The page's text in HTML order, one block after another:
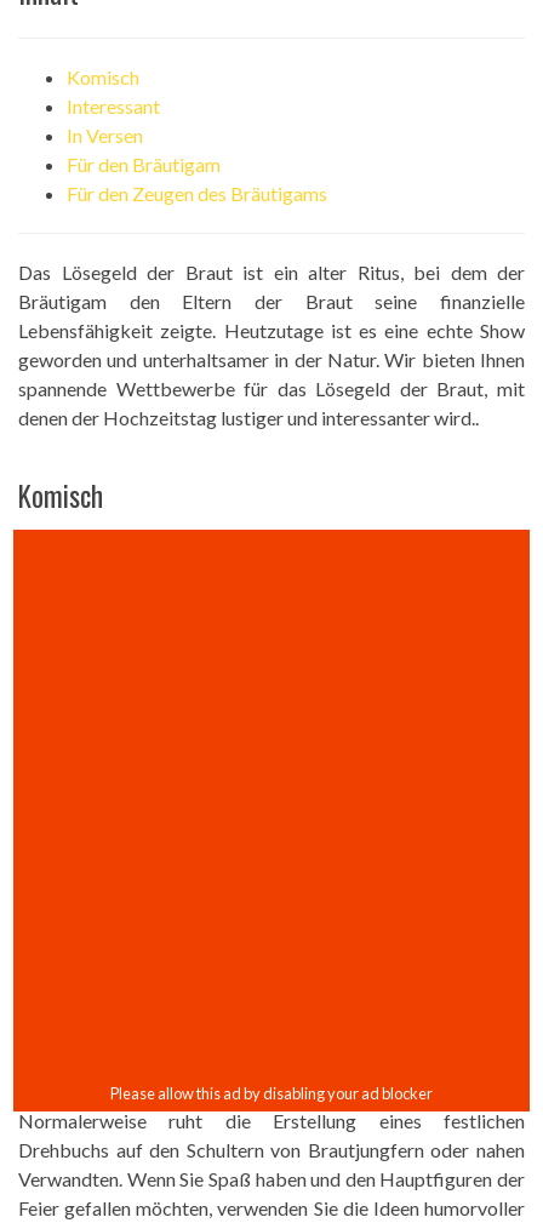
Komisch
Interessant
In Versen
Für den Bräutigam
Für den Zeugen des Bräutigams
Das Lösegeld der Braut ist ein alter Ritus, bei dem der
Bräutigam den Eltern der Braut seine finanzielle
Lebensfähigkeit zeigte. Heutzutage ist es eine echte Show
geworden und unterhaltsamer in der Natur. Wir bieten Ihnen
spannende Wettbewerbe für das Lösegeld der Braut, mit
denen der Hochzeitstag lustiger und interessanter wird..
Komisch
Normalerweise ruht die Erstellung eines festlichen
Drehbuchs auf den Schultern von Brautjungfern oder nahen
Verwandten. Wenn Sie Spaß haben und den Hauptfiguren der
Feier gefallen möchten, verwenden Sie die Ideen humorvoller